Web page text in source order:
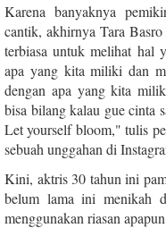
Karena banyaknya
cantik, akhirnya Tara
terbiasa untuk melihat hal
apa yang kita miliki dan
dengan apa yang kita
bisa bilang kalau gue cinta
Let yourself bloom," tulis
sebuah unggahan di
Kini, aktris 30 tahun ini
belum lama ini menikah
menggunakan riasan